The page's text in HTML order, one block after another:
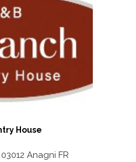
House
Anagni FR